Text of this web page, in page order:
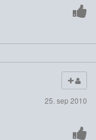
25. sep 2010